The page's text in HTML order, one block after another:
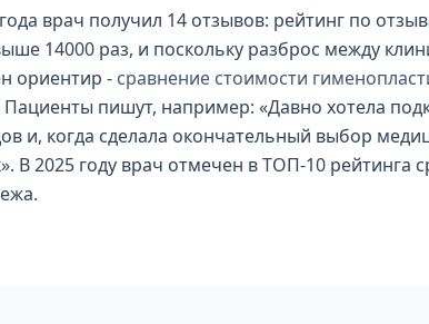
врач получил 14 отзывов: рейтинг по
14000 раз, и поскольку разброс между
ориентир - сравнение стоимости
Пациенты пишут, например: «Давно хотела
и, когда сделала окончательный выбор
В 2025 году врач отмечен в ТОП-10 рейтинга